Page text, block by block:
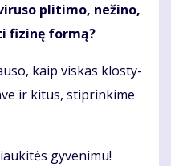
pli­ti­mo, ne­ži­no,
fi­zi­nę for­mą?
kaip vis­kas klos­ty­
ir ki­tus, stip­rin­ki­me
gy­ve­ni­mu!